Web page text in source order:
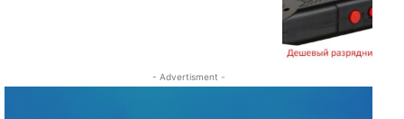
- Advertisment -